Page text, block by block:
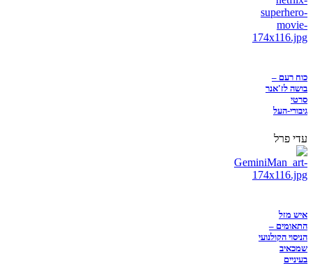
כוח רעם –
בושה לז'אנר
סרטי
גיבורי-העל
עדי פרל
איש מזל
התאומים –
הניסוי הקולנועי
שמכאיב
בעיניים